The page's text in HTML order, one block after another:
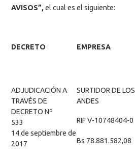
AVISOS”, el cual es el siguiente:
DECRETO EMPRESA
ADJUDICACIÓN A
TRAVÉS DE
DECRETO Nº
533
14 de septiembre de
2017
SURTIDOR DE LOS
ANDES
RIF V-10748404-0
Bs 78.881.582,08